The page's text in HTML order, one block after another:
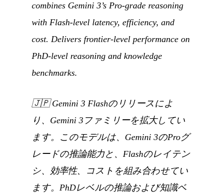
combines Gemini 3’s Pro-grade reasoning
with Flash-level latency, efficiency, and
cost. Delivers frontier-level performance on
PhD-level reasoning and knowledge
benchmarks.
🇯🇵Gemini 3 Flashのリリースによ
り、Gemini 3ファミリーを拡大してい
ます。このモデルは、Gemini 3のProグ
レードの推論能力と、Flashのレイテン
シ、効率性、コストを組み合わせてい
ます。PhDレベルの推論および知識ベ